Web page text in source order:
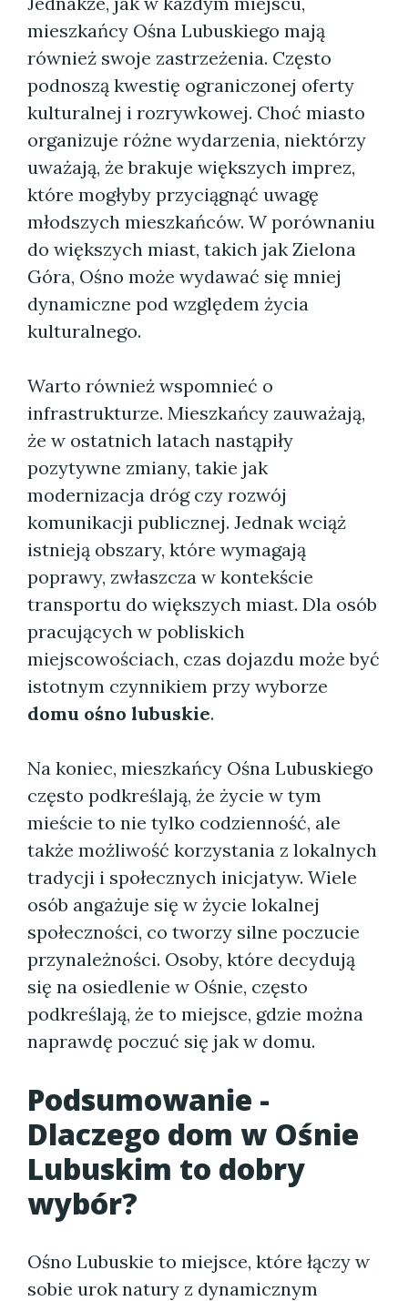
mieszkańcy Ośna Lubuskiego mają
również swoje zastrzeżenia. Często
podnoszą kwestię ograniczonej oferty
kulturalnej i rozrywkowej. Choć miasto
organizuje różne wydarzenia, niektórzy
uważają, że brakuje większych imprez,
które mogłyby przyciągnąć uwagę
młodszych mieszkańców. W porównaniu
do większych miast, takich jak Zielona
Góra, Ośno może wydawać się mniej
dynamiczne pod względem życia
kulturalnego.
Warto również wspomnieć o
infrastrukturze. Mieszkańcy zauważają,
że w ostatnich latach nastąpiły
pozytywne zmiany, takie jak
modernizacja dróg czy rozwój
komunikacji publicznej. Jednak wciąż
istnieją obszary, które wymagają
poprawy, zwłaszcza w kontekście
transportu do większych miast. Dla osób
pracujących w pobliskich
miejscowościach, czas dojazdu może być
istotnym czynnikiem przy wyborze
domu ośno lubuskie.
Na koniec, mieszkańcy Ośna Lubuskiego
często podkreślają, że życie w tym
mieście to nie tylko codzienność, ale
także możliwość korzystania z lokalnych
tradycji i społecznych inicjatyw. Wiele
osób angażuje się w życie lokalnej
społeczności, co tworzy silne poczucie
przynależności. Osoby, które decydują
się na osiedlenie w Ośnie, często
podkreślają, że to miejsce, gdzie można
naprawdę poczuć się jak w domu.
Podsumowanie -
Dlaczego dom w Ośnie
Lubuskim to dobry
wybór?
Ośno Lubuskie to miejsce, które łączy w
sobie urok natury z dynamicznym